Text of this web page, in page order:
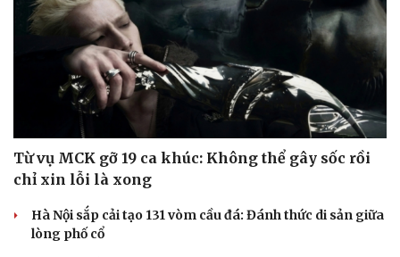
Doanh nghiệp
Thông tin doanh nghiệp
Doanh nghiệp 24h
Vì cộng đồng
Công nghệ
Sành điệu
Tin Công nghệ
Chuyển đổi số
Từ vụ MCK gỡ 19 ca khúc: Không thể gây sốc rồi
chỉ xin lỗi là xong
Hà Nội sắp cải tạo 131 vòm cầu đá: Đánh thức di sản giữa
lòng phố cổ